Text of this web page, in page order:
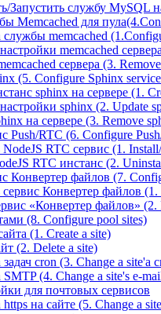
Запустить службу MySQL
Memcached для
службы memcached
memcached
сервера (3.
(5. Configure Sphinx
sphinx на сервере (1.
sphinx (2. Update
на сервере (3. Remove
Push/RTC (6. Configure
RTC сервис (1.
RTC инстанс (2.
Конвертер файлов (7.
Конвертер файлов
«Конвертер файлов»
(8. Configure pool sites)
(1. Create a site)
(2. Delete a site)
cron (3. Change a site'a
(4. Change a site's e-
для почтовых сервисов
на сайте (5. Change a